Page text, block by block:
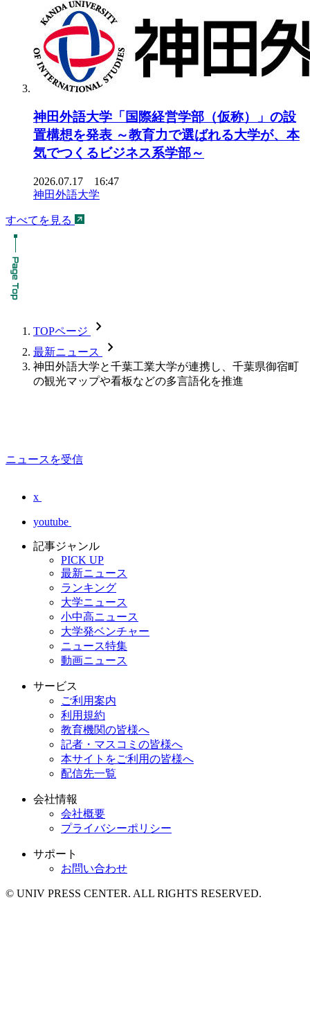
神田外語大学「国際経営学部（仮称）」の設
置構想を発表 ～教育力で選ばれる大学が、本
気でつくるビジネス系学部～
2026.07.17 16:47
神田外語大学
すべてを見る
TOPページ chevron_forward
最新ニュース chevron_forward
神田外語大学と千葉工業大学が連携し、千葉県御宿町
の観光マップや看板などの多言語化を推進
ニュースを受信
x
youtube
記事ジャンル
PICK UP
最新ニュース
ランキング
大学ニュース
小中高ニュース
大学発ベンチャー
ニュース特集
動画ニュース
サービス
ご利用案内
利用規約
教育機関の皆様へ
記者・マスコミの皆様へ
本サイトをご利用の皆様へ
配信先一覧
会社情報
会社概要
プライバシーポリシー
サポート
お問い合わせ
© UNIV PRESS CENTER. ALL RIGHTS RESERVED.